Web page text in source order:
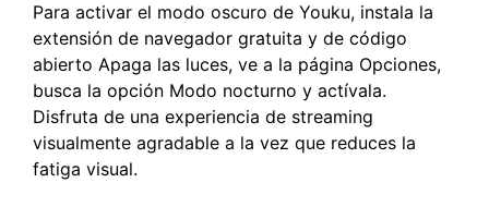
Para activar el modo oscuro de Youku, instala la
extensión de navegador gratuita y de código
abierto Apaga las luces, ve a la página Opciones,
busca la opción Modo nocturno y actívala.
Disfruta de una experiencia de streaming
visualmente agradable a la vez que reduces la
fatiga visual.